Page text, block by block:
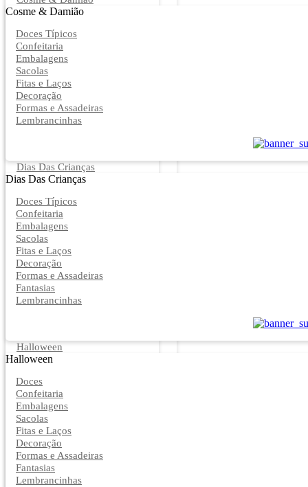
Cosme & Damião
Doces Típicos
Confeitaria
Embalagens
Sacolas
Fitas e Laços
Decoração
Formas e Assadeiras
Lembrancinhas
Dias Das Crianças
Dias Das Crianças
Doces Típicos
Confeitaria
Embalagens
Sacolas
Fitas e Laços
Decoração
Formas e Assadeiras
Fantasias
Lembrancinhas
Halloween
Halloween
Doces
Confeitaria
Embalagens
Sacolas
Fitas e Laços
Decoração
Formas e Assadeiras
Fantasias
Lembrancinhas